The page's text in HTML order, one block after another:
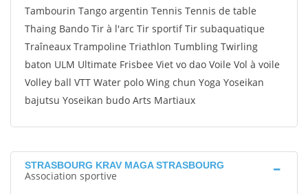
Tambourin Tango argentin Tennis Tennis de table
Thaing Bando Tir à l'arc Tir sportif Tir subaquatique
Traîneaux Trampoline Triathlon Tumbling Twirling
baton ULM Ultimate Frisbee Viet vo dao Voile Vol à voile
Volley ball VTT Water polo Wing chun Yoga Yoseikan
bajutsu Yoseikan budo Arts Martiaux
STRASBOURG KRAV MAGA STRASBOURG
Association sportive